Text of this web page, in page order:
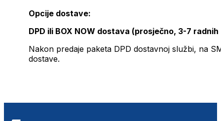
Opcije dostave:
DPD ili BOX NOW dostava (prosječno, 3-7 radnih
Nakon predaje paketa DPD dostavnoj službi, na
dostave.